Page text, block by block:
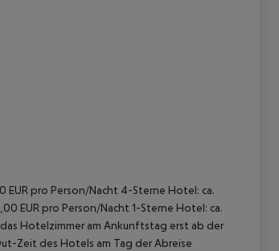
pro Person/Nacht 4-Sterne Hotel: ca.
EUR pro Person/Nacht 1-Sterne Hotel: ca.
Hotelzimmer am Ankunftstag erst ab der
Zeit des Hotels am Tag der Abreise